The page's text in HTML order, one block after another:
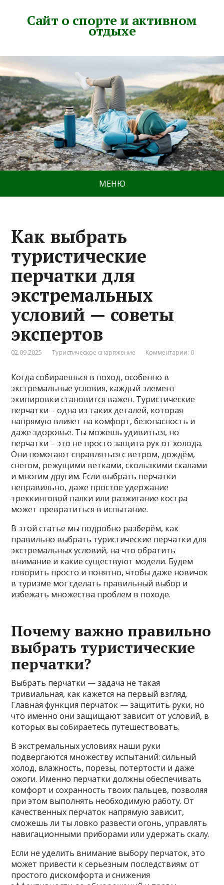
Сайт о спорте и активном
отдыхе
МЕНЮ
Как выбрать
туристические
перчатки для
экстремальных
условий — советы
экспертов
02.09.2025 Туристическое снаряжение Комментарии: 0
Когда собираешься в поход, особенно в
экстремальные условия, каждый элемент
экипировки становится важен. Туристические
перчатки – одна из таких деталей, которая
напрямую влияет на комфорт, безопасность и
даже здоровье. Ты можешь удивиться, но
перчатки – это не просто защита рук от холода.
Они помогают справляться с ветром, дождём,
снегом, режущими ветками, скользкими скалами
и многим другим. Если выбрать перчатки
неправильно, даже простое удержание
треккинговой палки или разжигание костра
может превратиться в испытание.
В этой статье мы подробно разберём, как
правильно выбрать туристические перчатки для
экстремальных условий, на что обратить
внимание и какие существуют модели. Будем
говорить просто и понятно, чтобы даже новичок
в туризме мог сделать правильный выбор и
избежать множества проблем в походе.
Почему важно правильно
выбрать туристические
перчатки?
Выбрать перчатки — задача не такая
тривиальная, как кажется на первый взгляд.
Главная функция перчаток — защитить руки, но
что именно они защищают зависит от условий, в
которых вы собираетесь путешествовать.
В экстремальных условиях наши руки
подвергаются множеству испытаний: сильный
холод, влажность, порезы, потертости и даже
ожоги. Именно перчатки должны обеспечивать
комфорт и сохранность твоих пальцев, позволяя
при этом выполнять необходимую работу. От
качественных перчаток напрямую зависит,
сможешь ли ты ловко развести огонь, управлять
навигационными приборами или удержать скалу.
Если не уделить внимание выбору перчаток, это
может привести к серьезным последствиям: от
простого дискомфорта и снижения